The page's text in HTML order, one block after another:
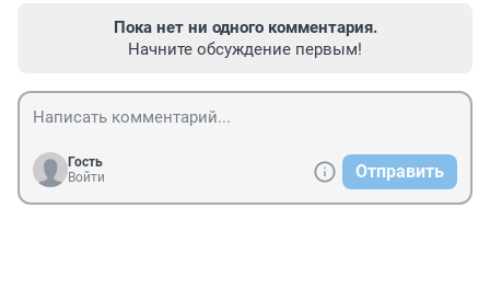
Пока нет ни одного комментария.
Начните обсуждение первым!
Гость
Войти
Отправить